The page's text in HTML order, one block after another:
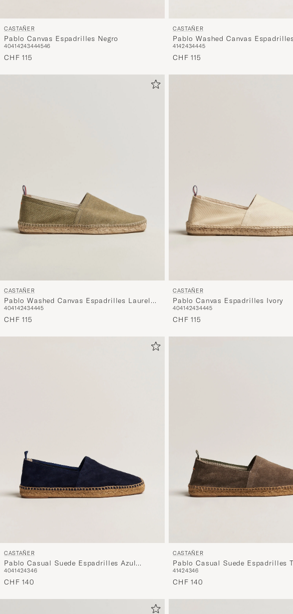
CASTAÑER
Pablo Canvas Espadrilles Negro
40414243444546
CHF 115
CASTAÑER
Pablo Washed Canvas
4142434445
CHF 115
CASTAÑER
Pablo Washed Canvas Espadrilles Laurel
Green
404142434445
CHF 115
CASTAÑER
Pablo Canvas Espadrilles Ivory
404142434445
CHF 115
CASTAÑER
Pablo Casual Suede Espadrilles Azul
Oscuro
4041424346
CHF 140
CASTAÑER
Pablo Casual Suede Espadrilles
41424346
CHF 140